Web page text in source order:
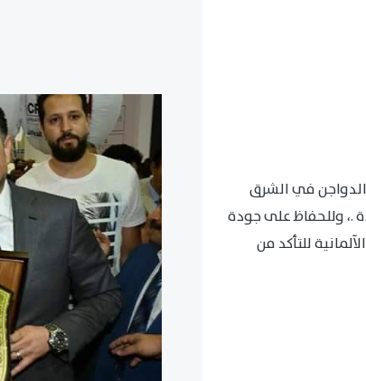
في الشرق
.، وللحفاظ على جودة
للتأكد من